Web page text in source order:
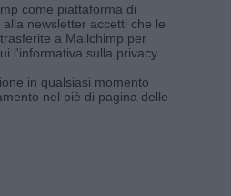
come piattaforma di
newsletter accetti che le
a Mailchimp per
l'informativa sulla privacy
in qualsiasi momento
nel piè di pagina delle